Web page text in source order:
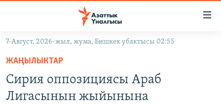
Навигацияга
өтүңүз
Издөөгө
салыңызКЫРГЫЗСТАН
ДҮЙНӨ
7-Август, 2026-жыл, жума, Бишкек убактысы 02:55
ЖАҢЫЛЫКТАР
Cирия оппозициясы Араб
Лигасынын жыйынына